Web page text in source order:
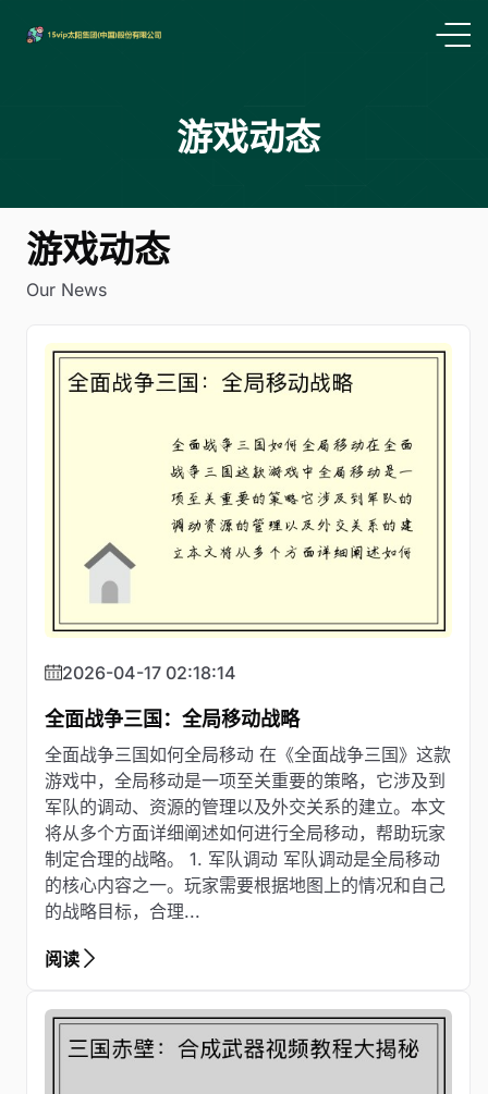
游戏动态
游戏动态
Our News
2026-04-17 02:18:14
全面战争三国：全局移动战略
全面战争三国如何全局移动 在《全面战争三国》这款
游戏中，全局移动是一项至关重要的策略，它涉及到
军队的调动、资源的管理以及外交关系的建立。本文
将从多个方面详细阐述如何进行全局移动，帮助玩家
制定合理的战略。 1. 军队调动 军队调动是全局移动
的核心内容之一。玩家需要根据地图上的情况和自己
的战略目标，合理...
阅读